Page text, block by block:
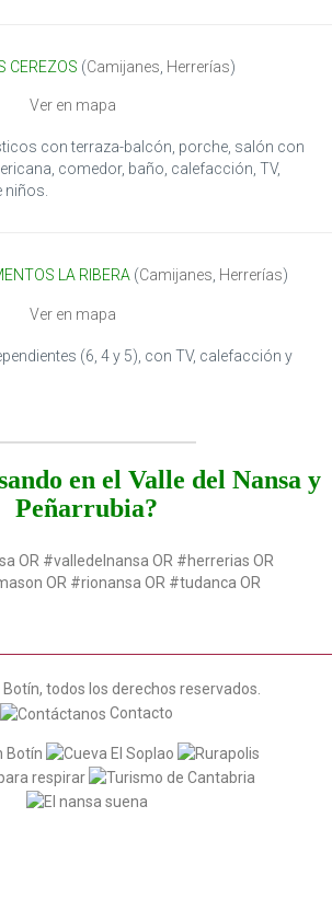
CEREZOS (Camijanes Herrerías)
Ver en mapa
con terraza-balcón, porche, salón con
comedor, baño, calefacción, TV,
niños.
LA RIBERA (Camijanes, Herrerías)
Ver en mapa
(6, 4 y 5), con TV, calefacción y
en el Valle del Nansa y
Peñarrubia?
OR #valledelnansa OR #herrerias OR
OR #rionansa OR #tudanca OR
todos los derechos reservados.
Contacto